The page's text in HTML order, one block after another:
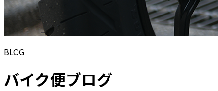
BLOG
バイク便ブログ